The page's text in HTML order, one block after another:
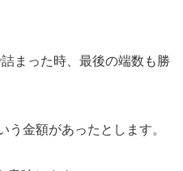
まった時、最後の端数も勝
う金額があったとします。